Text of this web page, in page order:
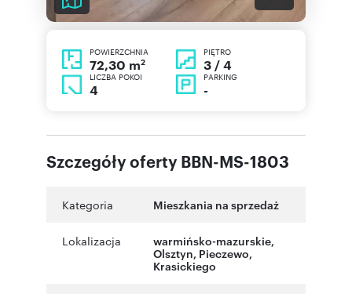
POWIERZCHNIA
72,30 m2
PIĘTRO
3 / 4
LICZBA POKOI
4
PARKING
-
Szczegóły oferty BBN-MS-1803
Kategoria Mieszkania na sprzedaż
Lokalizacja warmińsko-mazurskie,
Olsztyn, Pieczewo,
Krasickiego